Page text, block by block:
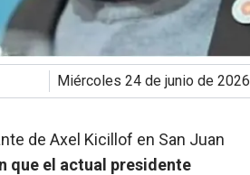
miércoles 24 de junio de 2026
de Axel Kicillof en San Juan
que el actual presidente